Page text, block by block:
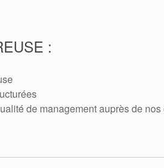
:
de management auprès de